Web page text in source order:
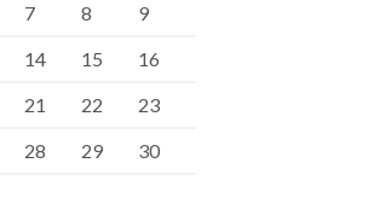
7 8
9
14 15
16
21 22
23
28 29
30